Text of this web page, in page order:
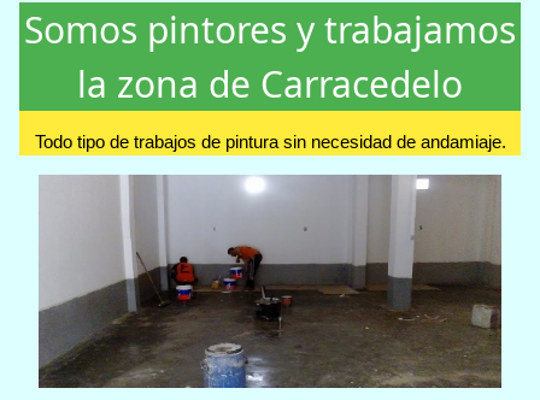
Somos pintores y trabajamos
la zona de Carracedelo
Todo tipo de trabajos de pintura sin necesidad de andamiaje.